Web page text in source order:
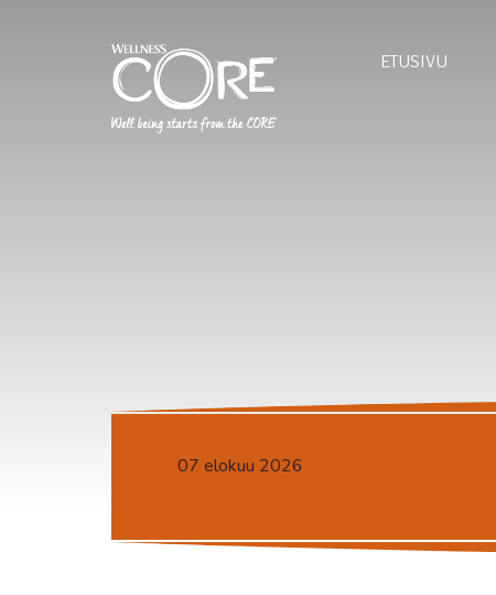
ETUSIVU
07 elokuu 2026